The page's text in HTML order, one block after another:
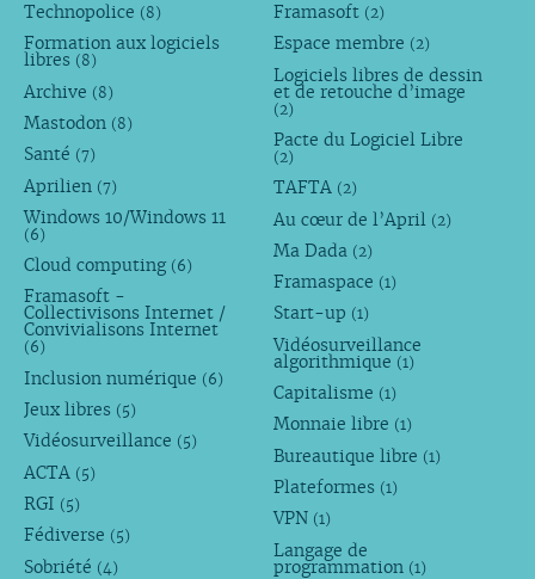
Technopolice (8)
Formation aux logiciels
libres (8)
Archive (8)
Mastodon (8)
Santé (7)
Aprilien (7)
Windows 10/Windows 11
(6)
Cloud computing (6)
Framasoft -
Collectivisons Internet /
Convivialisons Internet
(6)
Inclusion numérique (6)
Jeux libres (5)
Vidéosurveillance (5)
ACTA (5)
RGI (5)
Fédiverse (5)
Sobriété (4)
Framasoft (2)
Espace membre (2)
Logiciels libres de dessin
et de retouche d’image
(2)
Pacte du Logiciel Libre
(2)
TAFTA (2)
Au cœur de l’April (2)
Ma Dada (2)
Framaspace (1)
Start-up (1)
Vidéosurveillance
algorithmique (1)
Capitalisme (1)
Monnaie libre (1)
Bureautique libre (1)
Plateformes (1)
VPN (1)
Langage de
programmation (1)